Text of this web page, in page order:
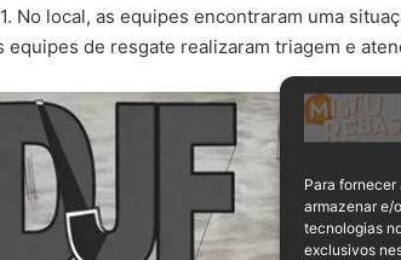
Para
armazenar e/
tecnologias
exclusivos
No local, as equipes encontraram uma
equipes de resgate realizaram triagem e